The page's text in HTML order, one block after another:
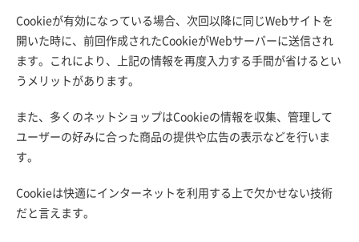
Cookieが有効になっている場合、次回以降に同じWebサイトを
開いた時に、前回作成されたCookieがWebサーバーに送信され
ます。これにより、上記の情報を再度入力する手間が省けるとい
うメリットがあります。
また、多くのネットショップはCookieの情報を収集、管理して
ユーザーの好みに合った商品の提供や広告の表示などを行いま
す。
Cookieは快適にインターネットを利用する上で欠かせない技術
だと言えます。